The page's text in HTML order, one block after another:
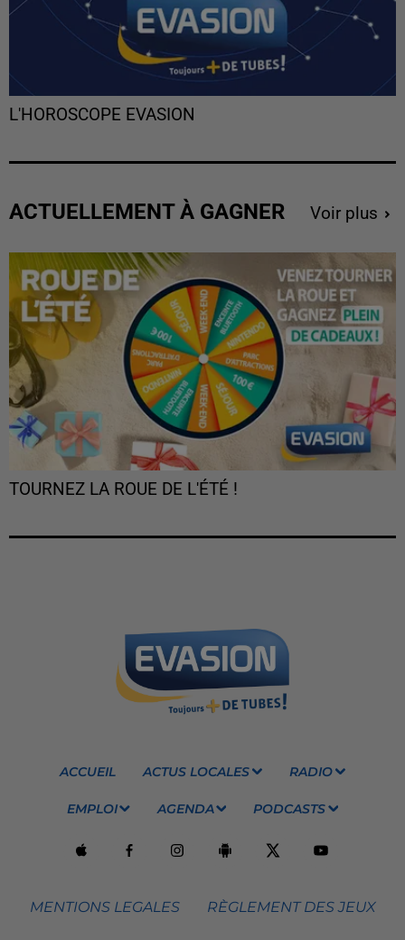
L'HOROSCOPE EVASION
ACTUELLEMENT À GAGNER Voir plus
TOURNEZ LA ROUE DE L'ÉTÉ !
ACCUEIL ACTUS LOCALES RADIO
EMPLOI AGENDA PODCASTS
MENTIONS LEGALES RÈGLEMENT DES JEUX